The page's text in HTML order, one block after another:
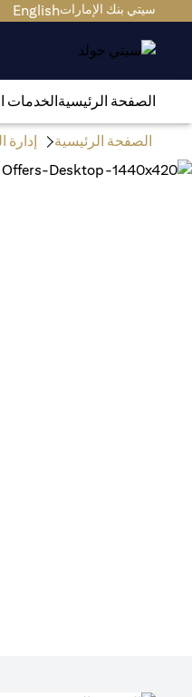
سيتي بنك الإماراتEnglish
الصفحة الرئيسيةالخدمات
الصفحة الرئيسية إدارة